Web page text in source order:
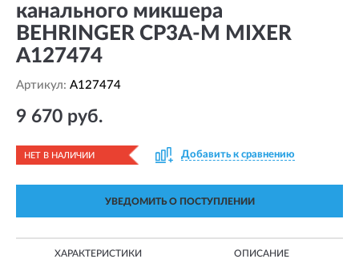
канального микшера
BEHRINGER CP3A-M MIXER
A127474
Артикул: A127474
9 670 руб.
НЕТ В НАЛИЧИИ Добавить к сравнению
УВЕДОМИТЬ О ПОСТУПЛЕНИИ
ХАРАКТЕРИСТИКИ ОПИСАНИЕ